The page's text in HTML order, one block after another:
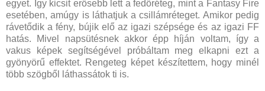
egyet. Így kicsit erősebb lett a fedőréteg, mint a Fantasy Fire
esetében, amúgy is láthatjuk a csillámréteget. Amikor pedig
rávetődik a fény, bújik elő az igazi szépsége és az igazi FF
hatás. Mivel napsütésnek akkor épp híján voltam, így a
vakus képek segítségével próbáltam meg elkapni ezt a
gyönyörű effektet. Rengeteg képet készítettem, hogy minél
több szögből láthassátok ti is.